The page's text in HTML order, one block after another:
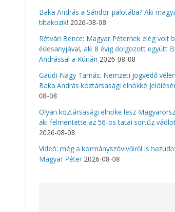
Baka András a Sándor-palotába? Aki
tiltakozik! 2026-08-08
Rétvári Bence: Magyar Péternek elég volt
édesanyjával, aki 8 évig dolgozott együtt
Andrással a Kúrián 2026-08-08
Gaudi-Nagy Tamás: Nemzeti jogvédő
Baka András köztársasági elnökké
08-08
Olyan köztársasági elnöke lesz
aki felmentette az 56-os tatai sortűz
2026-08-08
Videó: még a kormányszóvivőiről is
Magyar Péter 2026-08-08